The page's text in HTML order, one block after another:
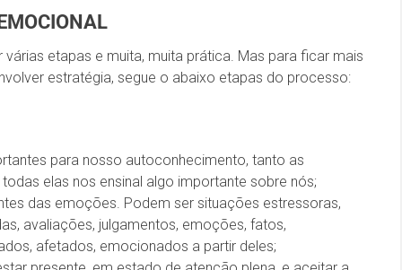
etapas e muita, muita prática. Mas para ficar mais
estratégia, segue o abaixo etapas do processo:
para nosso autoconhecimento, tanto as
elas nos ensinal algo importante sobre nós;
das emoções. Podem ser situações estressoras,
avaliações, julgamentos, emoções, fatos,
afetados, emocionados a partir deles;